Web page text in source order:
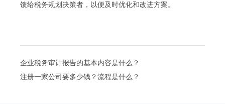
馈给税务规划决策者，以便及时优化和改进方案。
企业税务审计报告的基本内容是什么？
注册一家公司要多少钱？流程是什么？